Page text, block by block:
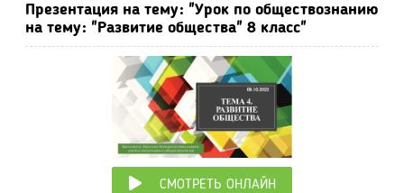
Презентация на тему: "Урок по обществознанию
на тему: "Развитие общества" 8 класс"
СМОТРЕТЬ ОНЛАЙН